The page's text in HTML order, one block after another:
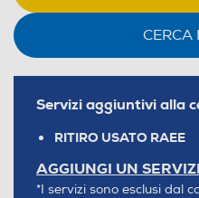
CERCA
Servizi aggiuntivi alla
RITIRO USATO RAEE
AGGIUNGI UN
*I servizi sono esclusi dal